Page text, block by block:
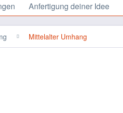
Anfertigung deiner Idee
Mittelalter Umhang